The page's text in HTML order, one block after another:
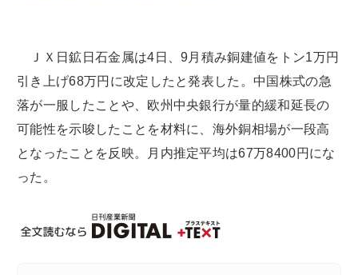
ＪＸ日鉱日石金属は4日、9月積み銅建値をトン1万円
引き上げ68万円に改定したと発表した。中国株式の急
落が一服したことや、欧州中央銀行が量的緩和延長の
可能性を示唆したことを材料に、海外銅相場が一段高
となったことを反映。月内推定平均は67万8400円にな
った。